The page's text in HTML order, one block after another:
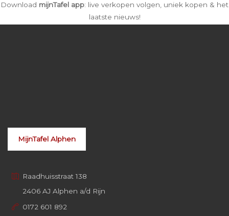
Download mijnTafel app: live verkopen volgen, uniek kopen & het
laatste nieuws!
MijnTafel Alphen
Raadhuisstraat 138
2406 AJ Alphen a/d Rijn
0172 601 892